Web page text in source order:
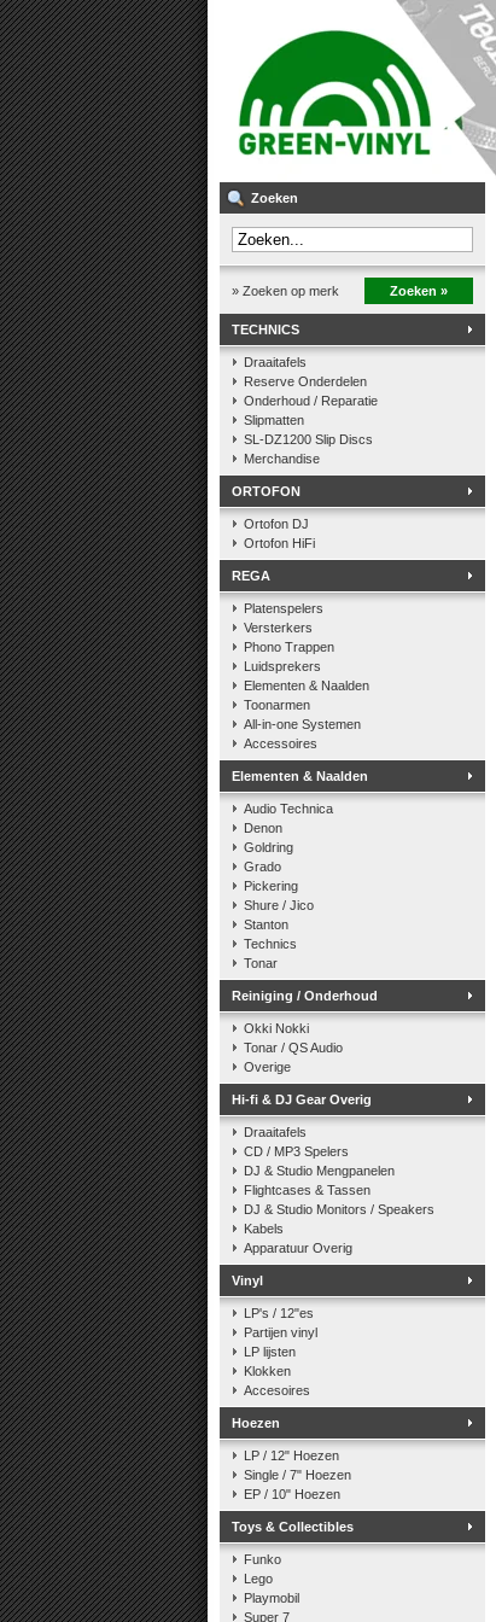
Zoeken
» Zoeken op merk Zoeken »
TECHNICS
Draaitafels
Reserve Onderdelen
Onderhoud / Reparatie
Slipmatten
SL-DZ1200 Slip Discs
Merchandise
ORTOFON
Ortofon DJ
Ortofon HiFi
REGA
Platenspelers
Versterkers
Phono Trappen
Luidsprekers
Elementen & Naalden
Toonarmen
All-in-one Systemen
Accessoires
Elementen & Naalden
Audio Technica
Denon
Goldring
Grado
Pickering
Shure / Jico
Stanton
Technics
Tonar
Reiniging / Onderhoud
Okki Nokki
Tonar / QS Audio
Overige
Hi-fi & DJ Gear Overig
Draaitafels
CD / MP3 Spelers
DJ & Studio Mengpanelen
Flightcases & Tassen
DJ & Studio Monitors / Speakers
Kabels
Apparatuur Overig
Vinyl
LP's / 12"es
Partijen vinyl
LP lijsten
Klokken
Accesoires
Hoezen
LP / 12" Hoezen
Single / 7" Hoezen
EP / 10" Hoezen
Toys & Collectibles
Funko
Lego
Playmobil
Super 7